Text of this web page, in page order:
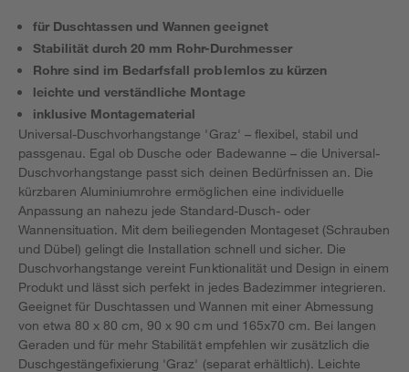
für Duschtassen und Wannen geeignet
Stabilität durch 20 mm Rohr-Durchmesser
Rohre sind im Bedarfsfall problemlos zu kürzen
leichte und verständliche Montage
inklusive Montagematerial
Universal-Duschvorhangstange 'Graz' – flexibel, stabil und
passgenau. Egal ob Dusche oder Badewanne – die Universal-
Duschvorhangstange passt sich deinen Bedürfnissen an. Die
kürzbaren Aluminiumrohre ermöglichen eine individuelle
Anpassung an nahezu jede Standard-Dusch- oder
Wannensituation. Mit dem beiliegenden Montageset (Schrauben
und Dübel) gelingt die Installation schnell und sicher. Die
Duschvorhangstange vereint Funktionalität und Design in einem
Produkt und lässt sich perfekt in jedes Badezimmer integrieren.
Geeignet für Duschtassen und Wannen mit einer Abmessung
von etwa 80 x 80 cm, 90 x 90 cm und 165x70 cm. Bei langen
Geraden und für mehr Stabilität empfehlen wir zusätzlich die
Duschgestängefixierung 'Graz' (separat erhältlich). Leichte